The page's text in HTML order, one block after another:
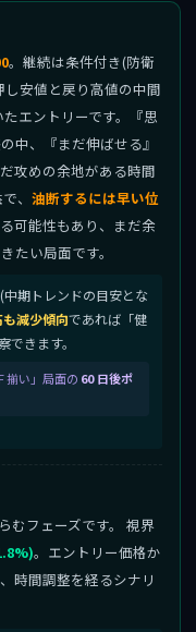
。継続は条件付き(防衛
安値と戻り高値の中間
エントリーです。『思
中、『まだ伸ばせる』
攻めの余地がある時間
、 油断するには早い位
可能性もあり、まだ余
たい局面です。
期トレンドの目安とな
減少傾向であれば「健
きます。
揃い」局面の 60 日後ポ
むフェーズです。 視界
。エントリー価格か
時間調整を経るシナリ